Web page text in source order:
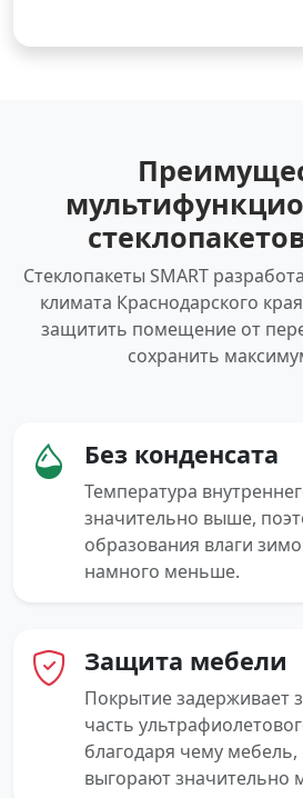
Стеклопакеты SMART
климата Краснодарского
защитить помещение от
сохранить
Без конденсата
Температура
значительно выше,
образования влаги
намного меньше.
Защита мебели
Покрытие задерживает
часть
благодаря чему
выгорают значительно